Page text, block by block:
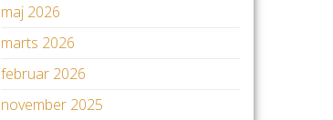
maj 2026
marts 2026
februar 2026
november 2025